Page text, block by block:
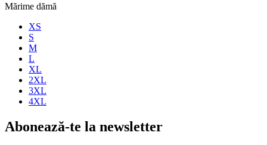
Mărime dămă
XS
S
M
L
XL
2XL
3XL
4XL
Abonează-te la newsletter